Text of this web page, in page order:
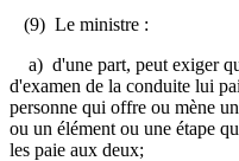
(9) Le ministre :
a) d'une part, peut exiger
d'examen de la conduite lui
personne qui offre ou mène
ou un élément ou une étape
les paie aux deux;